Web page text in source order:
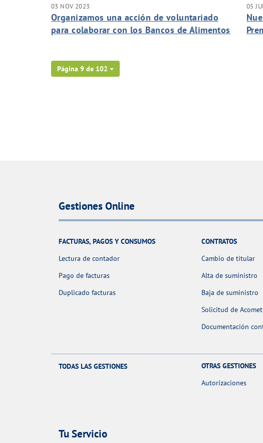
03 NOV 2023
Organizamos una acción de voluntariado
para colaborar con los Bancos de Alimentos
05
Página 9 de 102
Gestiones Online
FACTURAS, PAGOS Y CONSUMOS
Lectura de contador
Pago de facturas
Duplicado facturas
CONTRATOS
Cambio de titular
Alta de suministro
Baja de suministro
Solicitud de
Documentación
TODAS LAS GESTIONES
OTRAS GESTIONES
Autorizaciones
Tu Servicio